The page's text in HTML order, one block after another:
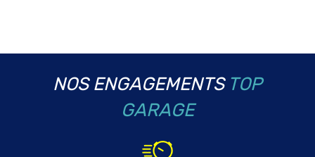
NOS ENGAGEMENTS TOP
GARAGE